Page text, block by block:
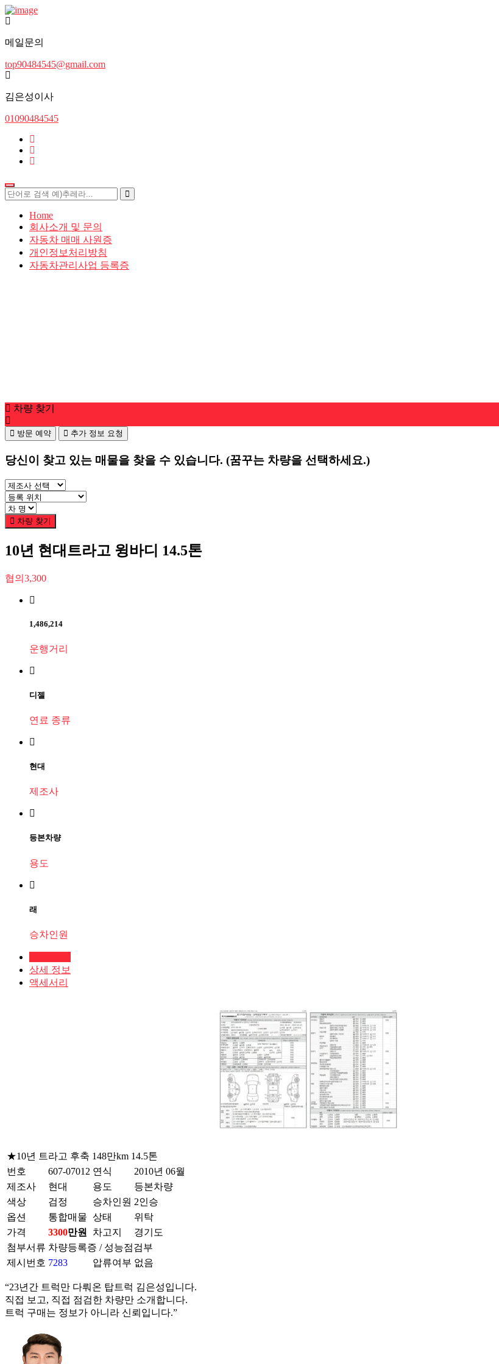
메일문의
top90484545@gmail.com
김은성이사
01090484545
Home
회사소개 및 문의
자동차 매매 사원증
개인정보처리방침
자동차관리사업 등록증
차량 찾기
방문 예약 추가 정보 요청
당신이 찾고 있는 매물을 찾을 수 있습니다. (꿈꾸는 차량을 선택하세요.)
차량 찾기
10년 현대트라고 윙바디 14.5톤
협의3,300
1,486,214
운행거리
디젤
연료 종류
현대
제조사
등본차량
용도
래
승차인원
상세 정보
액세서리
★10년 트라고 후축 148만km 14.5톤
번호
607-07012 연식
2010년 06월
제조사
현대 용도
등본차량
색상
검정 승차인원 2인승
옵션
통합매물 상태
위탁
가격
3300만원 차고지
경기도
첨부서류 차량등록증 / 성능점검부
제시번호 7283 압류여부 없음
“23년간 트럭만 다뤄온 탑트럭 김은성입니다.
직접 보고, 직접 점검한 차량만 소개합니다.
트럭 구매는 정보가 아니라 신뢰입니다.”